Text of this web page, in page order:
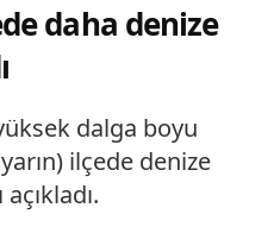
daha denize
dalga boyu
ilçede denize